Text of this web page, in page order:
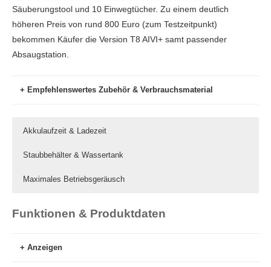
Säuberungstool und 10 Einwegtücher. Zu einem deutlich
höheren Preis von rund 800 Euro (zum Testzeitpunkt)
bekommen Käufer die Version T8 AIVI+ samt passender
Absaugstation.
Empfehlenswertes Zubehör & Verbrauchsmaterial
Als Teilnehmer des Amazon.de Partnerprogramms verdienen
Pro+ T8 T8+ T8 AIVI T8 AIVI+ T8 MAX T9+ yeedi vac
18.99€
Akkulaufzeit & Ladezeit
Staubbehälter & Wassertank
Maximales Betriebsgeräusch
Funktionen & Produktdaten
Anzeigen